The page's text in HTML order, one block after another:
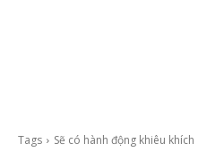
Tags Sẽ có hành động khiêu khích